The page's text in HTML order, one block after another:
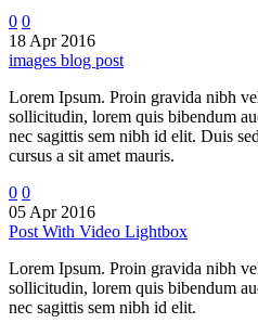
0 0
18 Apr 2016
images blog post
Lorem Ipsum. Proin gravida nibh
sollicitudin, lorem quis bibendum
nec sagittis sem nibh id elit. Duis
cursus a sit amet mauris.
0 0
05 Apr 2016
Post With Video Lightbox
Lorem Ipsum. Proin gravida nibh
sollicitudin, lorem quis bibendum
nec sagittis sem nibh id elit.